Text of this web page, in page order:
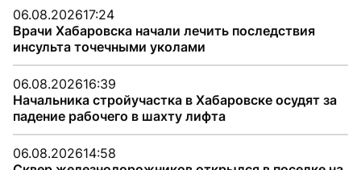
06.08.202617:24
Врачи Хабаровска начали лечить последствия
инсульта точечными уколами
06.08.202616:39
Начальника стройучастка в Хабаровске осудят за
падение рабочего в шахту лифта
06.08.202614:58